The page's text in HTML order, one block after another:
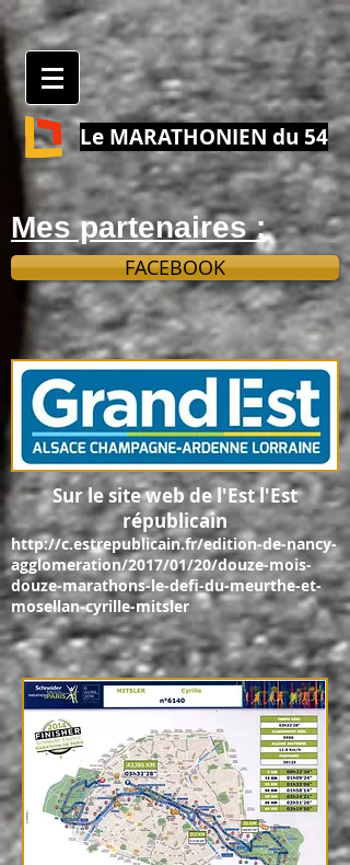
Le MARATHONIEN du 54
Mes partenaires :
FACEBOOK
Sur le site web de l'Est l'Est
républicain
http://c.estrepublicain.fr/edition-de-nancy-
agglomeration/2017/01/20/douze-mois-
douze-marathons-le-defi-du-meurthe-et-
mosellan-cyrille-mitsler